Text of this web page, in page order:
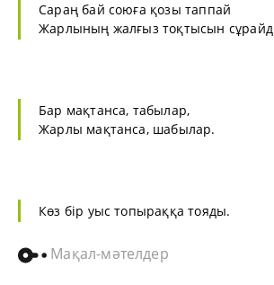
Сараң бай союға қозы таппай
Жарлының жалғыз тоқтысын
Бар мақтанса, табылар,
Жарлы мақтанса, шабылар.
Көз бір уыс топыраққа тояды.
Мақал-мәтелдер